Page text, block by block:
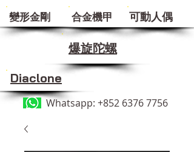
變形金剛 合金機甲 可動人偶
​爆旋陀螺
Diaclone
Whatsapp: +852 6376 7756